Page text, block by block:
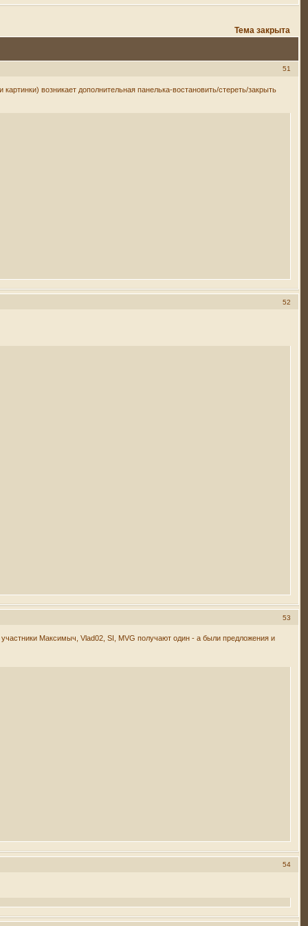
Тема закрыта
51
возникает дополнительная панелька-востановить/стереть/закрыть
52
53
Максимыч, Vlad02, SI, MVG получают один - а были предложения и
54